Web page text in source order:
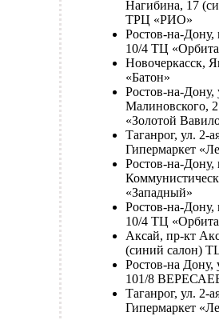
Нагибина, 17
ТРЦ «РИО»
Ростов-на-Дону,
10/4 ТЦ
Новочеркасск,
«Батон»
Ростов-на-Дону,
Малиновского,
«Золотой
Таганрог, ул. 2-
Гипермаркет
Ростов-на-Дону,
«Западный»
Ростов-на-Дону,
10/4 ТЦ
Аксай, пр-кт
(синий салон)
Ростов-на Дону,
101/8
Таганрог, ул. 2-
Гипермаркет